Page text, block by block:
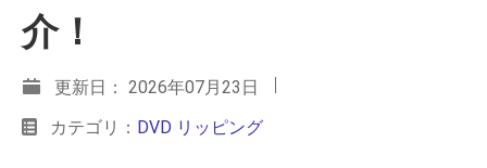
介！
更新日： 2026年07月23日
カテゴリ： DVD リッピング